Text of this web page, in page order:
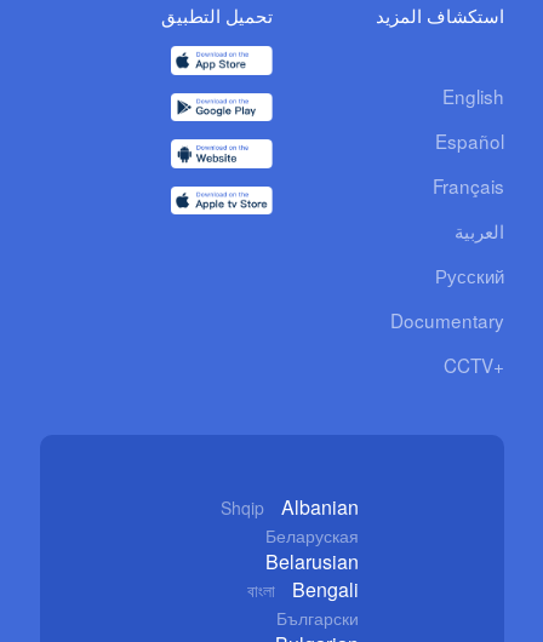
استكشاف المزيد
English
Español
Français
العربية
Русский
Documentary
CCTV+
تحميل التطبيق
Shqip Albanian
Беларуская
Belarusian
বাংলা Bengali
Български